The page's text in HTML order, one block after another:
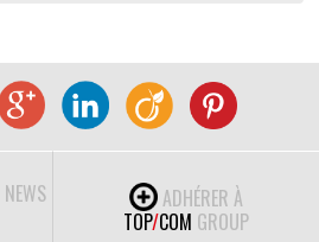
NEWS
ADHÉRER À
TOP/COM GROUP